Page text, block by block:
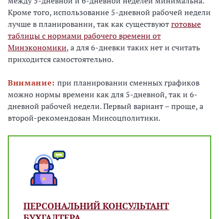
Кроме того, использование 5-дневной рабочей недели
лучше в планировании, так как существуютготовые
таблицы с нормами рабочего времени от
Минэкономики, а для 6-дневки таких нет и считать
приходится самостоятельно.
Внимание: при планировании сменных графиков
можно нормы времени как для 5-дневной, так и 6-
дневной рабочей недели. Первый вариант – проще, а
второй-рекомендован Минсоцполитики.
ПЕРСОНАЛЬНИЙ КОНСУЛЬТАНТ